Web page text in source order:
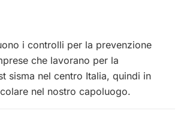
i controlli per la prevenzione
che lavorano per la
sisma nel centro Italia, quindi in
nel nostro capoluogo.